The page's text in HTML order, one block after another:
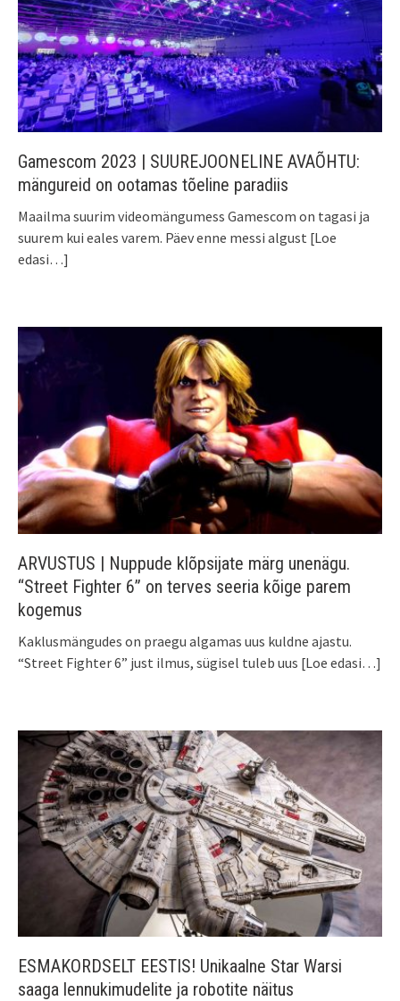
Gamescom 2023 | SUUREJOONELINE AVAÕHTU:
mängureid on ootamas tõeline paradiis
Maailma suurim videomängumess Gamescom on tagasi ja
suurem kui eales varem. Päev enne messi algust [Loe
edasi…]
ARVUSTUS | Nuppude klõpsijate märg unenägu.
“Street Fighter 6” on terves seeria kõige parem
kogemus
Kaklusmängudes on praegu algamas uus kuldne ajastu.
“Street Fighter 6” just ilmus, sügisel tuleb uus [Loe edasi…]
ESMAKORDSELT EESTIS! Unikaalne Star Warsi
saaga lennukimudelite ja robotite näitus